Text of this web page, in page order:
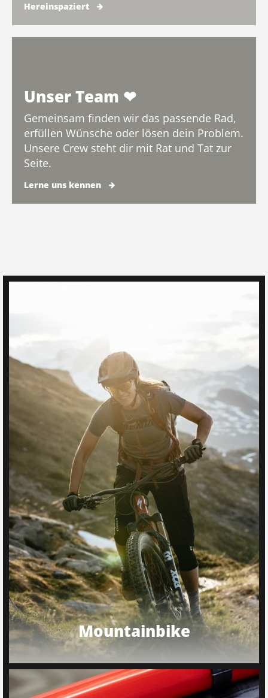
Hereinspaziert
Unser Team ❤︎︎
Gemeinsam finden wir das passende Rad,
erfüllen Wünsche oder lösen dein Problem.
Unsere Crew steht dir mit Rat und Tat zur
Seite.
Lerne uns kennen
Mountainbike